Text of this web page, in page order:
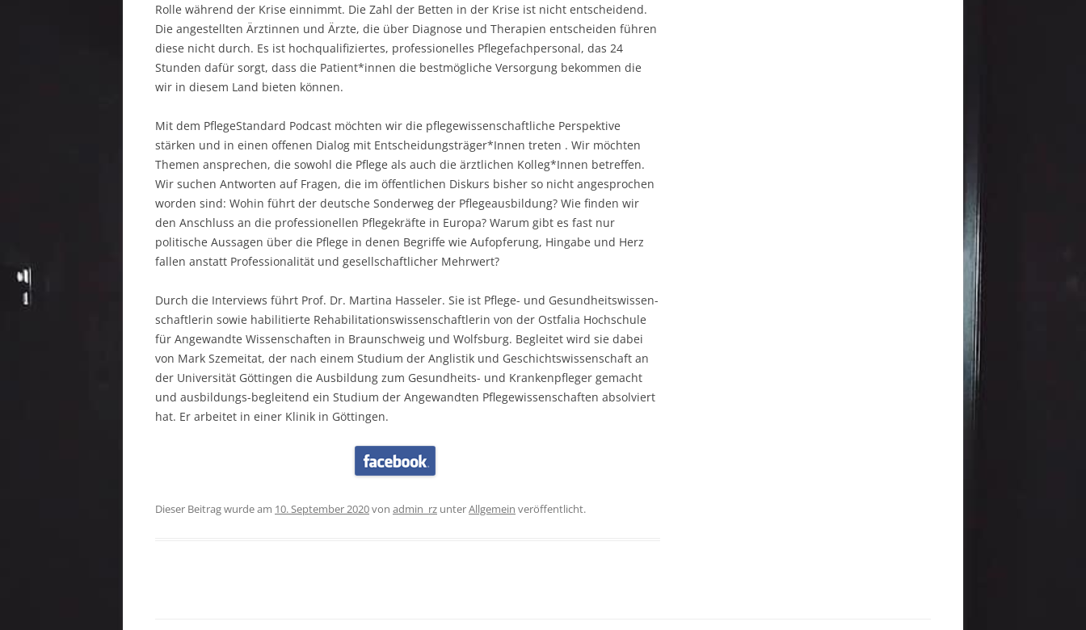
Rolle während der Krise einnimmt. Die Zahl der Betten in der Krise ist nicht entscheidend.
Die angestellten Ärztinnen und Ärzte, die über Diagnose und Therapien entscheiden führen
diese nicht durch. Es ist hochqualifiziertes, professionelles Pflegefachpersonal, das 24
Stunden dafür sorgt, dass die Patient*innen die bestmögliche Versorgung bekommen die
wir in diesem Land bieten können.
Mit dem PflegeStandard Podcast möchten wir die pflegewissenschaftliche Perspektive
stärken und in einen offenen Dialog mit Entscheidungsträger*Innen treten . Wir möchten
Themen ansprechen, die sowohl die Pflege als auch die ärztlichen Kolleg*Innen betreffen.
Wir suchen Antworten auf Fragen, die im öffentlichen Diskurs bisher so nicht angesprochen
worden sind: Wohin führt der deutsche Sonderweg der Pflegeausbildung? Wie finden wir
den Anschluss an die professionellen Pflegekräfte in Europa? Warum gibt es fast nur
politische Aussagen über die Pflege in denen Begriffe wie Aufopferung, Hingabe und Herz
fallen anstatt Professionalität und gesellschaftlicher Mehrwert?
Durch die Interviews führt Prof. Dr. Martina Hasseler. Sie ist Pflege- und Gesundheitswissen-
schaftlerin sowie habilitierte Rehabilitationswissenschaftlerin von der Ostfalia Hochschule
für Angewandte Wissenschaften in Braunschweig und Wolfsburg. Begleitet wird sie dabei
von Mark Szemeitat, der nach einem Studium der Anglistik und Geschichtswissenschaft an
der Universität Göttingen die Ausbildung zum Gesundheits- und Krankenpfleger gemacht
und ausbildungs-begleitend ein Studium der Angewandten Pflegewissenschaften absolviert
hat. Er arbeitet in einer Klinik in Göttingen.
Dieser Beitrag wurde am 10. September 2020von admin_rz unterAllgemein veröffentlicht.